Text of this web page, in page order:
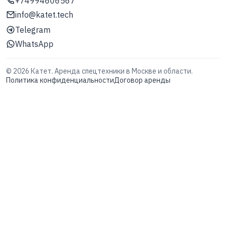
info@katet.tech
Telegram
WhatsApp
© 2026 Катет. Аренда спецтехники в Москве и области.
Политика конфиденциальностиДоговор аренды